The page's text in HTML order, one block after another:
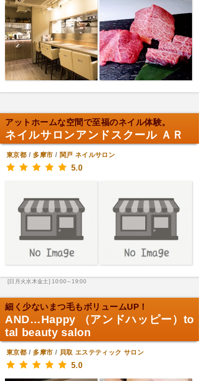
アットホームな空間で至福のネイル体験。
ネイルサロンアンドスクール ＡＲ
東京都 / 多摩市 / 関戸 ネイルサロン
5.0
[日月火水木金土] 10:00～19:00
細く少ないまつ毛もボリュームUP！
AND…Happy （アンドハッピー）to
tal beauty salon
東京都 / 多摩市 / 貝取 エステティック サロン
5.0